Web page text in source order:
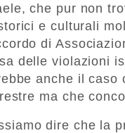
che pur non
e culturali
di
delle violazioni
anche il caso
ma che
dire che la